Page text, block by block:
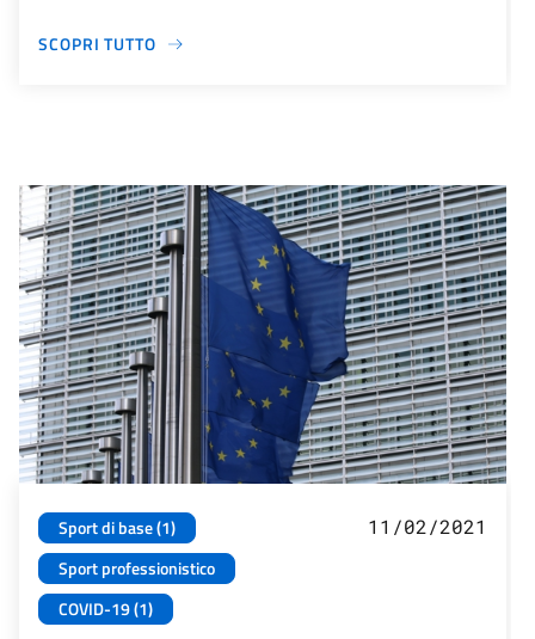
SCOPRI TUTTO
Sport di base (1)
Sport professionistico
COVID-19 (1)
11/02/2021